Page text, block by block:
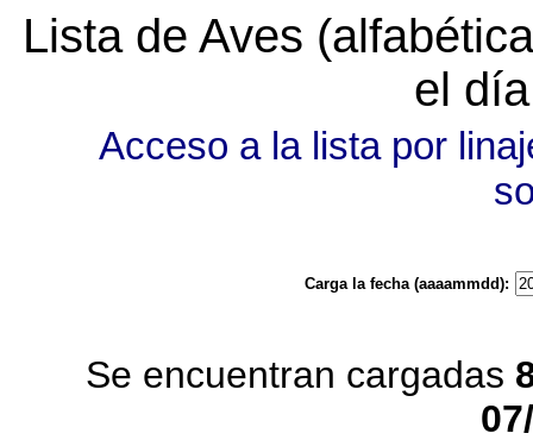
Lista de Aves
el
Acceso a la lista por
Carga la fecha (aaaammdd):
Se encuentran cargadas